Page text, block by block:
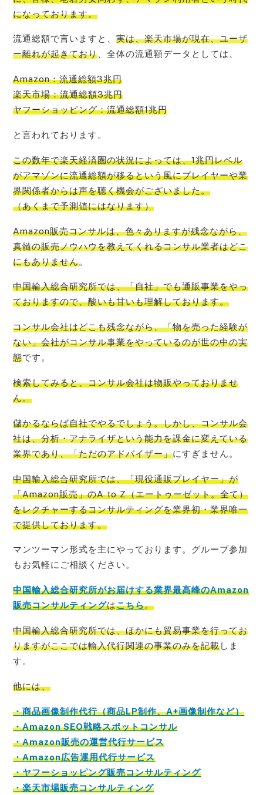
になっております。
流通総額で言いますと、実は、楽天市場が現在、ユーザ
ー離れが起きており、全体の流通額データとしては、
Amazon：流通総額3兆円
楽天市場：流通総額3兆円
ヤフーショッピング：流通総額1兆円
と言われております。
この数年で楽天経済圏の状況によっては、1兆円レベル
がアマゾンに流通総額が移るという風にプレイヤーや業
界関係者からは声を聴く機会がございました。
（あくまで予測値にはなります）
Amazon販売コンサルは、色々ありますが残念ながら、
真髄の販売ノウハウを教えてくれるコンサル業者はどこ
にもありません。
中国輸入総合研究所では、「自社」でも通販事業をやっ
ておりますので、酸いも甘いも理解しております。
コンサル会社はどこも残念ながら、「物を売った経験が
ない」会社がコンサル事業をやっているのが世の中の実
態です。
検索してみると、コンサル会社は物販やっておりませ
ん。
儲かるならば自社でやるでしょう。しかし、コンサル会
社は、分析・アナライザという能力を課金に変えている
業界であり、「ただのアドバイザー」にすぎません。
中国輸入総合研究所では、「現役通販プレイヤー」が
「Amazon販売」のA to Z（エートゥーゼット。全て）
をレクチャーするコンサルティングを業界初・業界唯一
で提供しております。
マンツーマン形式を主にやっております。グループ参加
もお気軽にご相談ください。
中国輸入総合研究所がお届けする業界最高峰のAmazon
販売コンサルティングはこちら。
中国輸入総合研究所では、ほかにも貿易事業を行ってお
りますがここでは輸入代行関連の事業のみを記載しま
す。
他には、
・商品画像制作代行（商品LP制作、A+画像制作など）
・Amazon SEO戦略スポットコンサル
・Amazon販売の運営代行サービス
・Amazon広告運用代行サービス
・ヤフーショッピング販売コンサルティング
・楽天市場販売コンサルティング